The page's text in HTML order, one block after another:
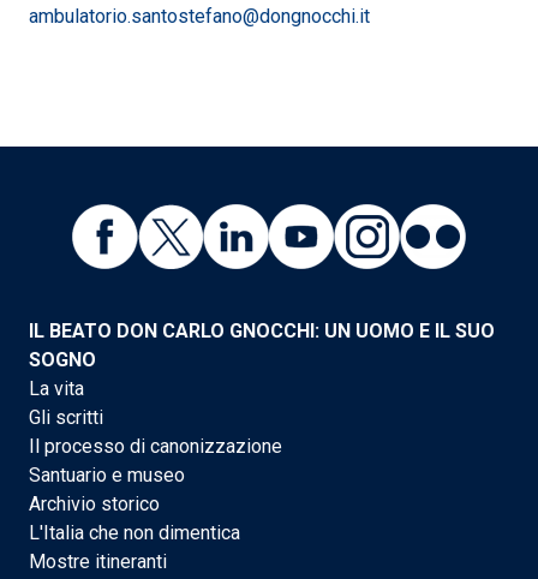
ambulatorio.santostefano@dongnocchi.it
IL BEATO DON CARLO GNOCCHI: UN UOMO E IL SUO
SOGNO
La vita
Gli scritti
Il processo di canonizzazione
Santuario e museo
Archivio storico
L'Italia che non dimentica
Mostre itineranti